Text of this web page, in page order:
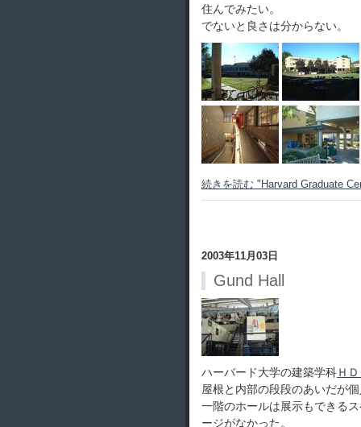
住んでみたい。
でないと良さは分からない。
続きを読む "Harvard Graduate
2003年11月03日
Gund Hall
ハーバード大学の建築学科Ｈ
屋根と内部の段段のあいだが
一階のホールは展示もできる
ージがなかった。